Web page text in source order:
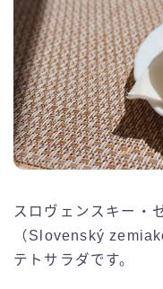
スロヴェンスキー・
（Slovenský
テトサラダです。